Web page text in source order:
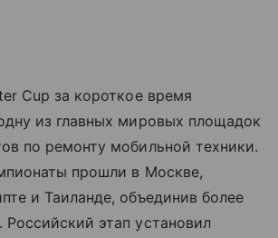
Cup за короткое время
из главных мировых площадок
по ремонту мобильной техники.
прошли в Москве,
и Таиланде, объединив более
этап установил